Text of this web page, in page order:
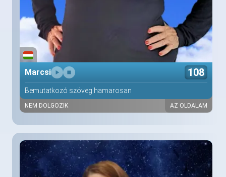
Marcsi 108
Bemutatkozó szöveg hamarosan
NEM DOLGOZIK AZ OLDALAM